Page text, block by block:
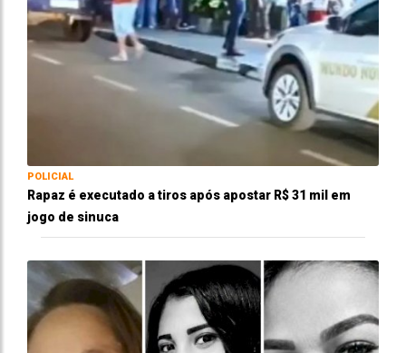
POLICIAL
Rapaz é executado a tiros após apostar R$ 31 mil em
jogo de sinuca